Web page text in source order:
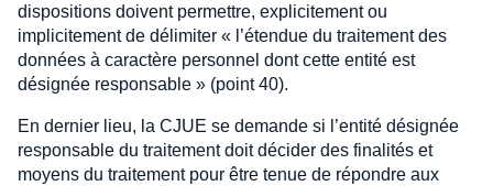
dispositions doivent permettre, explicitement ou
implicitement de délimiter « l’étendue du traitement des
données à caractère personnel dont cette entité est
désignée responsable » (point 40).
En dernier lieu, la CJUE se demande si l’entité désignée
responsable du traitement doit décider des finalités et
moyens du traitement pour être tenue de répondre aux